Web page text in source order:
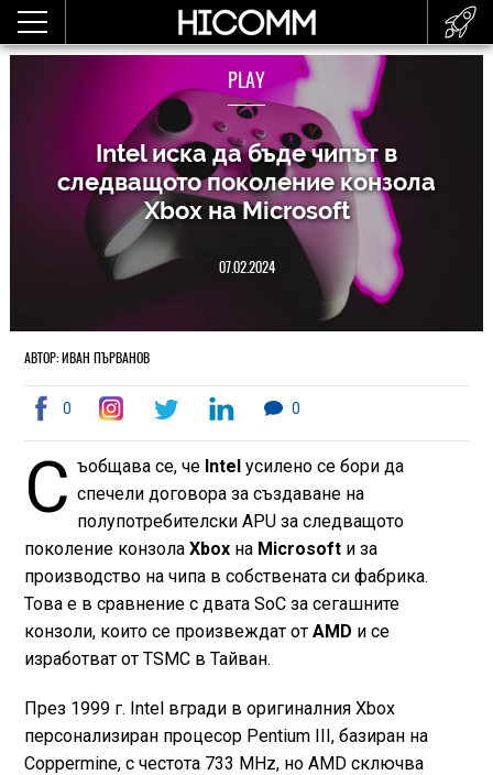
PLAY
Intel иска да бъде чипът в
следващото поколение конзола
Xbox на Microsoft
07.02.2024
АВТОР: ИВАН ПЪРВАНОВ
0 0
С ъобщава се, че Intel усилено се бори да
спечели договора за създаване на
полупотребителски APU за следващото
поколение конзола Xboxна Microsoftи за
производство на чипа в собствената си фабрика.
Това е в сравнение с двата SoC за сегашните
конзоли, които се произвеждат отAMD и се
изработват от TSMC в Тайван.
През 1999 г. Intel вгради в оригиналния Xbox
персонализиран процесор Pentium III, базиран на
Coppermine, с честота 733 MHz, но AMD сключва